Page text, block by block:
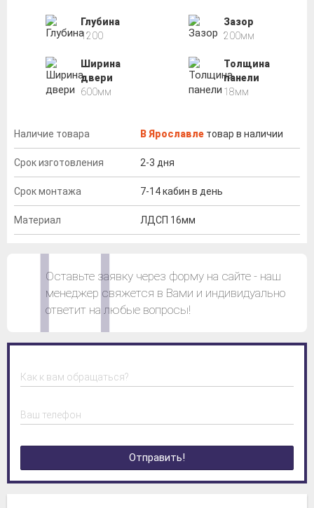
Глубина
1200
Зазор
200мм
Ширина
двери
600мм
Толщина
панели
18мм
Наличие товара В Ярославле товар в наличии
Срок изготовления 2-3 дня
Срок монтажа 7-14 кабин в день
Материал ЛДСП 16мм
Оставьте заявку через форму на сайте - наш
менеджер свяжется в Вами и индивидуально
ответит на любые вопросы!
Как к вам обращаться?
Ваш телефон
Отправить!